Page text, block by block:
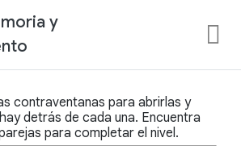
y
contraventanas para abrirlas y
detrás de cada una. Encuentra
para completar el nivel.